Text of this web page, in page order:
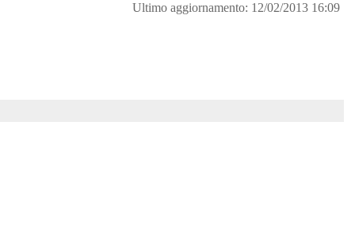
Ultimo aggiornamento: 12/02/2013 16:09